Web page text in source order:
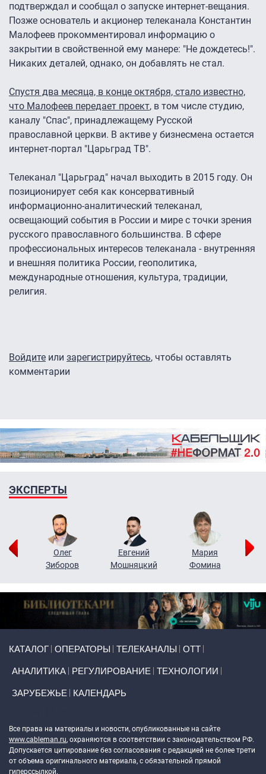
подтверждал и сообщал о запуске интернет-вещания.
Позже основатель и акционер телеканала Константин
Малофеев прокомментировал информацию о
закрытии в свойственной ему манере: "Не дождетесь!".
Никаких деталей, однако, он добавлять не стал.
Спустя два месяца, в конце октября, стало известно,
что Малофеев передает проект, в том числе студию,
каналу "Спас", принадлежащему Русской
православной церкви. В активе у бизнесмена остается
интернет-портал "Царьград ТВ".
Телеканал "Царьград" начал выходить в 2015 году. Он
позиционирует себя как консервативный
информационно-аналитический телеканал,
освещающий события в России и мире с точки зрения
русского православного большинства. В сфере
профессиональных интересов телеканала - внутренняя
и внешняя политика России, геополитика,
международные отношения, культура, традиции,
религия.
Войдите или зарегистрируйтесь, чтобы оставлять
комментарии
ЭКСПЕРТЫ
Олег
Зиборов
Евгений
Мошняцкий
Мария
Фомина
КАТАЛОГ ОПЕРАТОРЫ ТЕЛЕКАНАЛЫ ОТТ
АНАЛИТИКА РЕГУЛИРОВАНИЕ ТЕХНОЛОГИИ
ЗАРУБЕЖЬЕ КАЛЕНДАРЬ
Все права на материалы и новости, опубликованные на сайте
www.cableman.ru, охраняются в соответствии с законодательством РФ.
Допускается цитирование без согласования с редакцией не более трети
от объема оригинального материала, с обязательной прямой
гиперссылкой.